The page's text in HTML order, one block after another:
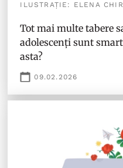
ILUSTRAȚIE: ELENA
Tot mai multe tabere
adolescenți sunt
asta?
09.02.2026